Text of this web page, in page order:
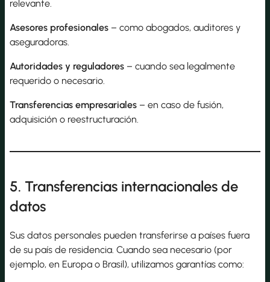
relevante.
Asesores profesionales – como abogados, auditores y
aseguradoras.
Autoridades y reguladores – cuando sea legalmente
requerido o necesario.
Transferencias empresariales – en caso de fusión,
adquisición o reestructuración.
5. Transferencias internacionales de
datos
Sus datos personales pueden transferirse a países fuera
de su país de residencia. Cuando sea necesario (por
ejemplo, en Europa o Brasil), utilizamos garantías como: